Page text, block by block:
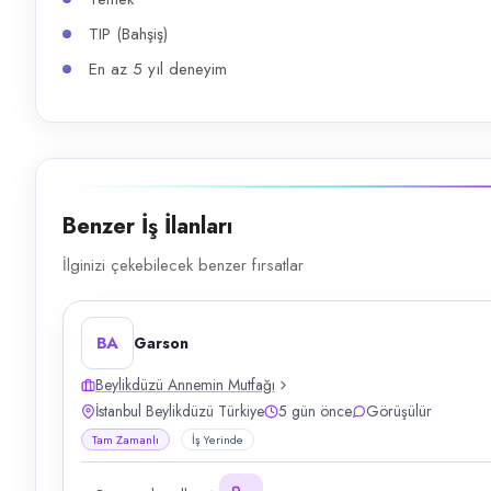
TIP (Bahşiş)
En az 5 yıl deneyim
Benzer İş İlanları
İlginizi çekebilecek benzer fırsatlar
BA
Garson
Beylikdüzü Annemin Mutfağı
İstanbul Beylikdüzü Türkiye
5 gün önce Görüşülür
Tam Zamanlı İş Yerinde